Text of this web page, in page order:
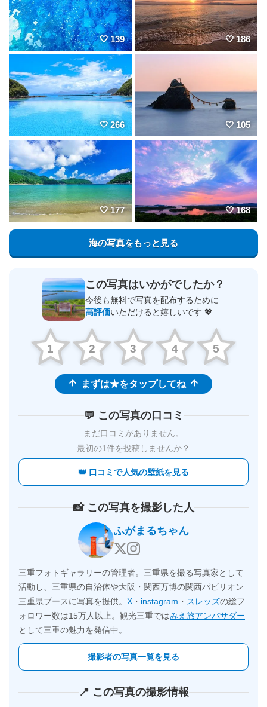
139 186
266 105
177 168
海の写真をもっと見る
この写真はいかがでしたか？
今後も無料で写真を配布するために
高評価いただけると嬉しいです 💖
1 2 3 4 5
まずは★をタップしてね
💬 この写真の口コミ
まだ口コミがありません。
最初の1件を投稿しませんか？
👑 口コミで人気の壁紙を見る
📸 この写真を撮影した人
ふがまるちゃん
三重フォトギャラリーの管理者。三重県を撮る写真家として
活動し、三重県の自治体や大阪・関西万博の関西パビリオン
三重県ブースに写真を提供。 X ・ instagram ・ スレッズの総フ
ォロワー数は15万人以上。観光三重ではみえ旅アンバサダー
として三重の魅力を発信中。
撮影者の写真一覧を見る
📍 この写真の撮影情報